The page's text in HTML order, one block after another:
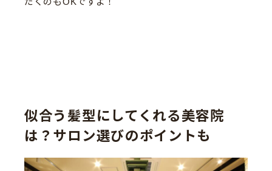
似合う髪型にしてくれる美容院
は？サロン選びのポイントも